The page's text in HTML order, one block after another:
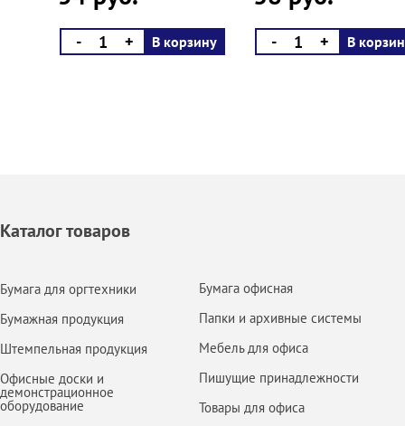
- + В корзину - + В
Каталог товаров
Бумага для оргтехники
Бумажная продукция
Штемпельная продукция
Офисные доски и
демонстрационное
оборудование
Бумага офисная
Папки и архивные системы
Мебель для офиса
Пишущие принадлежности
Товары для офиса